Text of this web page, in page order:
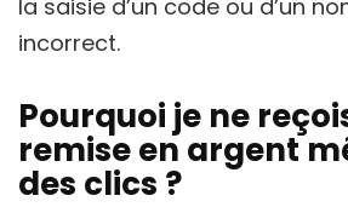
la saisie d’un code ou d’un
incorrect.
Pourquoi je ne
remise en argent
des clics ?